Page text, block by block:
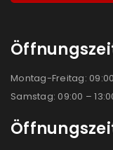
Montag-Freitag:
Samstag: 09:00 –